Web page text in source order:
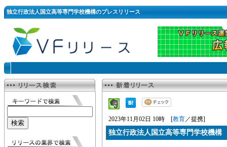
独立行政法人国立高等専門学校機構のプレスリリース
2023年11月02日 10時 [教育／提携]
独立行政法人国立高等専門学校機構